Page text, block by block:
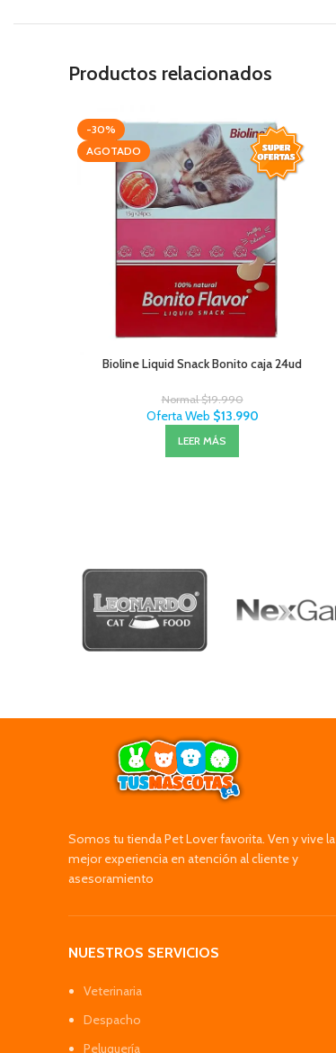
Productos relacionados
-30%
AGOTADO
Bioline Liquid Snack Bonito caja 24ud
Normal$19.990
Oferta Web $13.990
LEER MÁS
Somos tu tienda Pet Lover favorita. Ven y vive la
mejor experiencia en atención al cliente y
asesoramiento
NUESTROS SERVICIOS
Veterinaria
Despacho
Peluquería